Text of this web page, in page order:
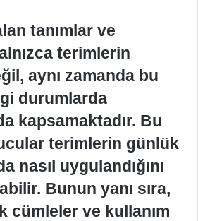
tanımlar ve
terimlerin
aynı zamanda bu
durumlarda
kapsamaktadır. Bu
terimlerin günlük
nasıl uygulandığını
Bunun yanı sıra,
cümleler ve kullanım